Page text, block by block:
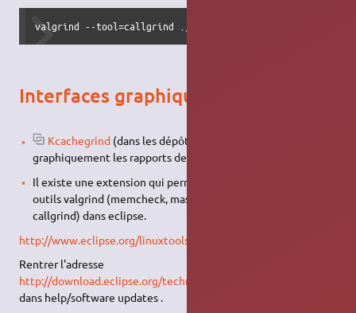
valgrind --tool=callgrind ./test
Interfaces graphiques
Kcachegrind (dans les dépôts) permet de visualiser
graphiquement les rapports de valgrind
Il existe une extension qui permet d'intégrer la plupart des
outils valgrind (memcheck, massif, cachegrind, mais pas
callgrind) dans eclipse.
http://www.eclipse.org/linuxtools/projectPages/valgrind/
Rentrer l'adresse
http://download.eclipse.org/technology/linuxtools/update
dans help/software updates .